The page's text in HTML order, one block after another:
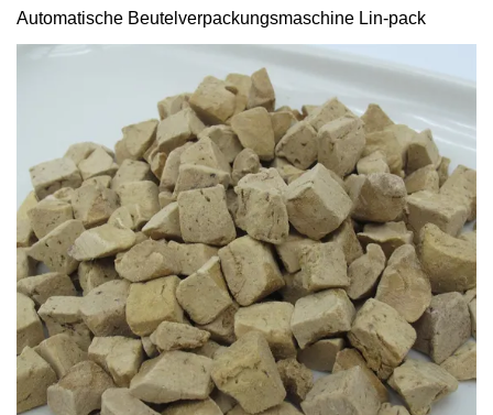
Automatische Beutelverpackungsmaschine Lin-pack